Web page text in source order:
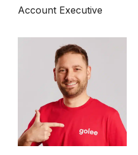
Account Executive